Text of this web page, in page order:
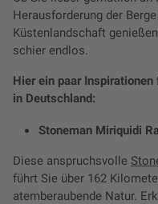
Herausforderung der
Küstenlandschaft
schier endlos.
Hier ein paar
in Deutschland:
Stoneman Miriquidi
Diese anspruchsvolle
führt Sie über 162
atemberaubende Natur.